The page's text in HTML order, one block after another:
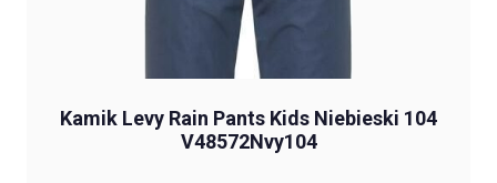
Kamik Levy Rain Pants Kids Niebieski 104
V48572Nvy104